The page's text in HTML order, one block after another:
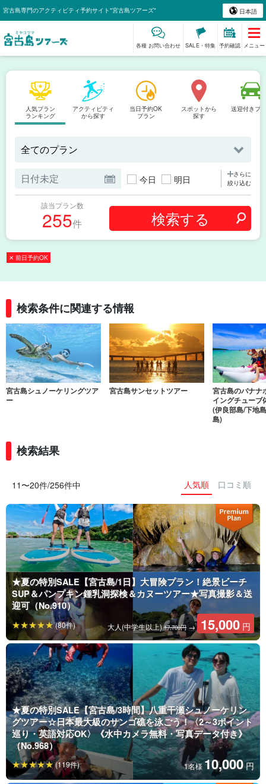
宮古島専門のアクティビティ予約サイト"宮古島ツアーズ" 日本語
各種 お問い合わせ SALE・特集 予約確認 メニュー
人気プラン
ランキング
アクティビティ
から探す
当日予約OK
プラン
スポットから
探す
送迎付きプ
今日 明日
さらに
絞り込む
該当プラン数
255件
✕ 前日予約OK
検索条件に関連する情報
宮古島シュノーケリングツア
ー
宮古島サンセットツアー
宮古島のバナナ
イングチューブ
(伊良部島/下地
島)
検索結果
11〜20件/256件中 人気順 口コミ順
★夏の特別SALE【宮古島/1日】大冒険プラン！絶景ビーチ
SUP＆パンプキン鍾乳洞探検＆カヌーツアー★写真撮影＆送
迎可（No.910）
大人(中学生以上)17,700円→ 15,000 円
(80件)
★夏の特別SALE【宮古島/3時間】八重干瀬シュノーケリン
グツアー☆日本最大級のサンゴ礁を泳ごう！〈2～3ポイント
巡り・英語対応OK〉《水中カメラ無料・写真データ付き》
（No.968）
1名様10,000 円
(119件)